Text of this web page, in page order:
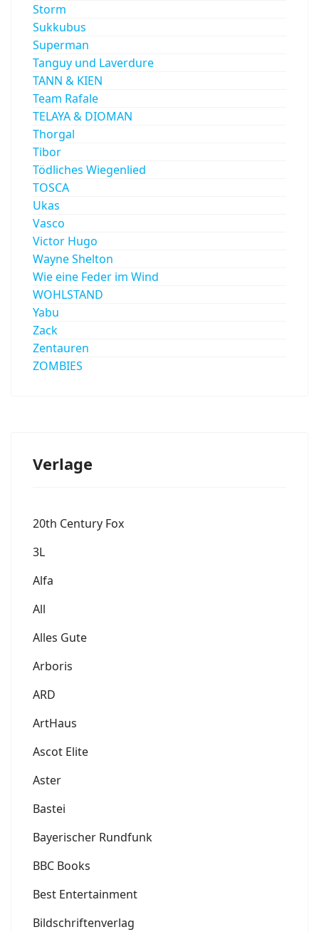
Storm
Sukkubus
Superman
Tanguy und Laverdure
TANN & KIEN
Team Rafale
TELAYA & DIOMAN
Thorgal
Tibor
Tödliches Wiegenlied
TOSCA
Ukas
Vasco
Victor Hugo
Wayne Shelton
Wie eine Feder im Wind
WOHLSTAND
Yabu
Zack
Zentauren
ZOMBIES
Verlage
20th Century Fox
3L
Alfa
All
Alles Gute
Arboris
ARD
ArtHaus
Ascot Elite
Aster
Bastei
Bayerischer Rundfunk
BBC Books
Best Entertainment
Bildschriftenverlag